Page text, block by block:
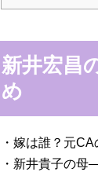
新井宏昌
め
・嫁は誰？元
・新井貴子の